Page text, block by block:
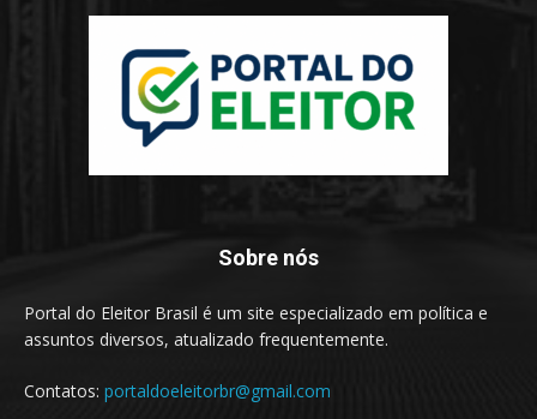
Sobre nós
Portal do Eleitor Brasil é um site especializado em política e
assuntos diversos, atualizado frequentemente.
Contatos: portaldoeleitorbr@gmail.com